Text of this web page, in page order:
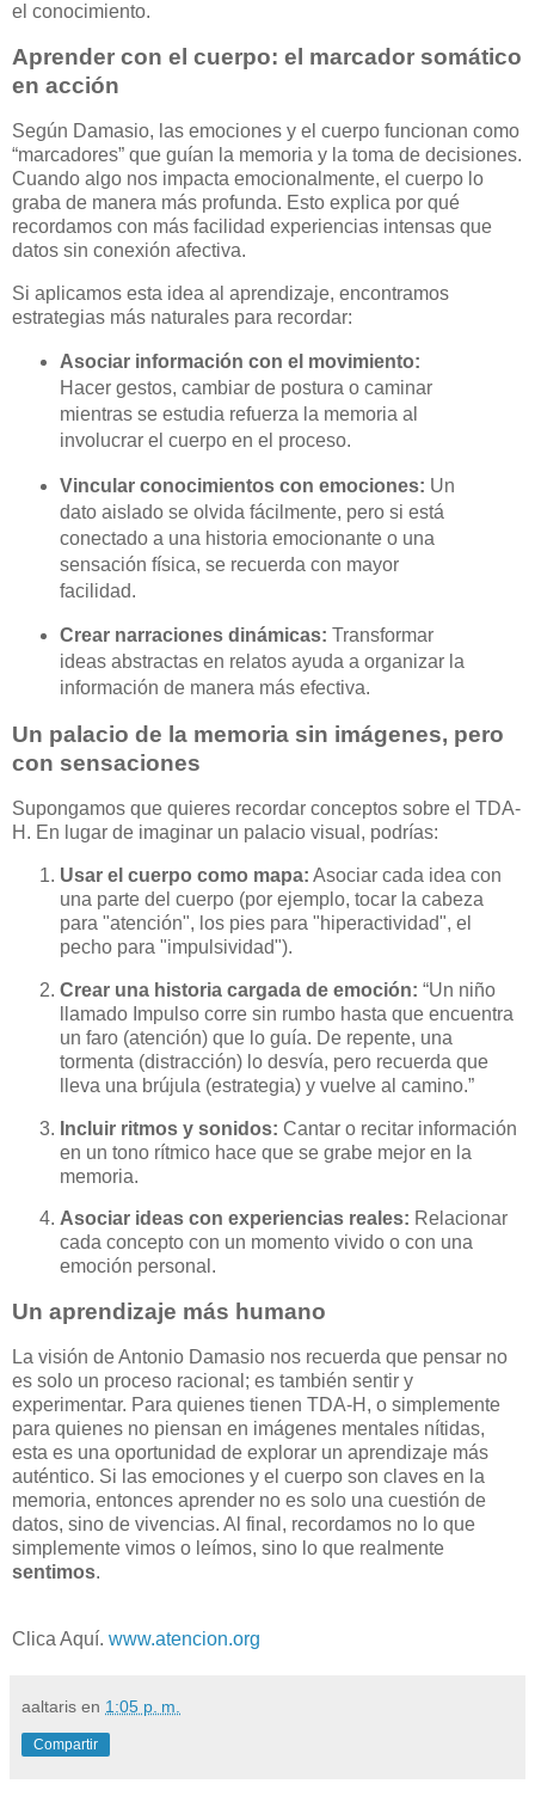
el conocimiento.
Aprender con el cuerpo: el marcador somático
en acción
Según Damasio, las emociones y el cuerpo funcionan como
“marcadores” que guían la memoria y la toma de decisiones.
Cuando algo nos impacta emocionalmente, el cuerpo lo
graba de manera más profunda. Esto explica por qué
recordamos con más facilidad experiencias intensas que
datos sin conexión afectiva.
Si aplicamos esta idea al aprendizaje, encontramos
estrategias más naturales para recordar:
Asociar información con el movimiento:
Hacer gestos, cambiar de postura o caminar
mientras se estudia refuerza la memoria al
involucrar el cuerpo en el proceso.
Vincular conocimientos con emociones: Un
dato aislado se olvida fácilmente, pero si está
conectado a una historia emocionante o una
sensación física, se recuerda con mayor
facilidad.
Crear narraciones dinámicas: Transformar
ideas abstractas en relatos ayuda a organizar la
información de manera más efectiva.
Un palacio de la memoria sin imágenes, pero
con sensaciones
Supongamos que quieres recordar conceptos sobre el TDA-
H. En lugar de imaginar un palacio visual, podrías:
Usar el cuerpo como mapa: Asociar cada idea con
una parte del cuerpo (por ejemplo, tocar la cabeza
para "atención", los pies para "hiperactividad", el
pecho para "impulsividad").
Crear una historia cargada de emoción: “Un niño
llamado Impulso corre sin rumbo hasta que encuentra
un faro (atención) que lo guía. De repente, una
tormenta (distracción) lo desvía, pero recuerda que
lleva una brújula (estrategia) y vuelve al camino.”
Incluir ritmos y sonidos: Cantar o recitar información
en un tono rítmico hace que se grabe mejor en la
memoria.
Asociar ideas con experiencias reales: Relacionar
cada concepto con un momento vivido o con una
emoción personal.
Un aprendizaje más humano
La visión de Antonio Damasio nos recuerda que pensar no
es solo un proceso racional; es también sentir y
experimentar. Para quienes tienen TDA-H, o simplemente
para quienes no piensan en imágenes mentales nítidas,
esta es una oportunidad de explorar un aprendizaje más
auténtico. Si las emociones y el cuerpo son claves en la
memoria, entonces aprender no es solo una cuestión de
datos, sino de vivencias. Al final, recordamos no lo que
simplemente vimos o leímos, sino lo que realmente
sentimos.
Clica Aquí. www.atencion.org
aaltaris en 1:05 p. m.
Compartir